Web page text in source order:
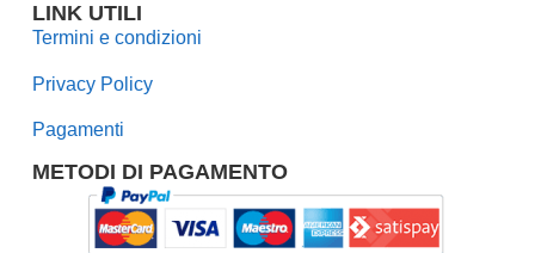
LINK UTILI
Termini e condizioni
Privacy Policy
Pagamenti
METODI DI PAGAMENTO